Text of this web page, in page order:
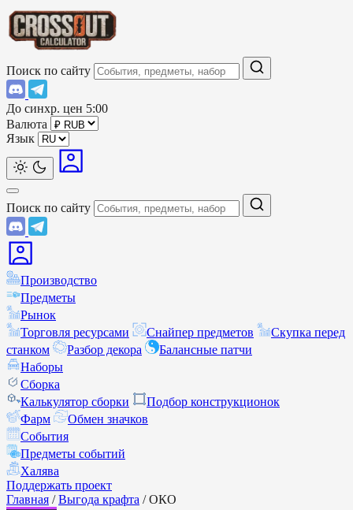
Поиск по сайту
До синхр. цен 5:00
Валюта
Язык
Поиск по сайту
Производство
Предметы
Рынок
Торговля ресурсами
Снайпер предметов
Скупка перед
станком
Разбор декора
Балансные патчи
Наборы
Сборка
Калькулятор сборки
Подбор конструкционок
Фарм
Обмен значков
События
Предметы событий
Халява
Поддержать проект
Главная / Выгода крафта / ОКО